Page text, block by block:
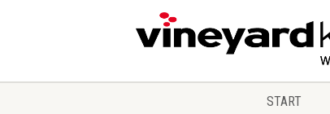
START